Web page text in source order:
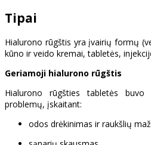
Tipai
Hialurono rūgštis yra įvairių formų
kūno ir veido kremai, tabletės,
Geriamoji hialurono rūgštis
Hialurono rūgšties tabletės buvo
problemų, įskaitant:
odos drėkinimas ir raukšlių